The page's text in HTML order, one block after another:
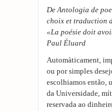
De Antologia de
choix et traduction
«La poésie doit
Paul Éluard
Automàticament,
ou por simples
escolhiamos então,
da Universidade,
reservada ao